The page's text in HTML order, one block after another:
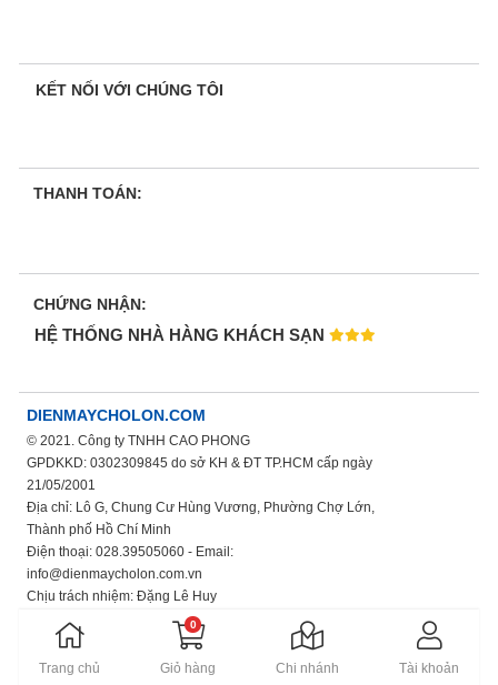
HỆ THỐNG NHÀ HÀNG KHÁCH SẠN
KẾT NỐI VỚI CHÚNG TÔI
THANH TOÁN:
CHỨNG NHẬN:
DIENMAYCHOLON.COM
© 2021. Công ty TNHH CAO PHONG
GPDKKD: 0302309845 do sở KH & ĐT TP.HCM cấp ngày
21/05/2001
Địa chỉ: Lô G, Chung Cư Hùng Vương, Phường Chợ Lớn,
Thành phố Hồ Chí Minh
Điện thoại: 028.39505060 - Email:
info@dienmaycholon.com.vn
Chịu trách nhiệm: Đặng Lê Huy
Xem thêm chính sách bảo mật thông tin
Trang chủ
0
Giỏ hàng Chi nhánh Tài khoản